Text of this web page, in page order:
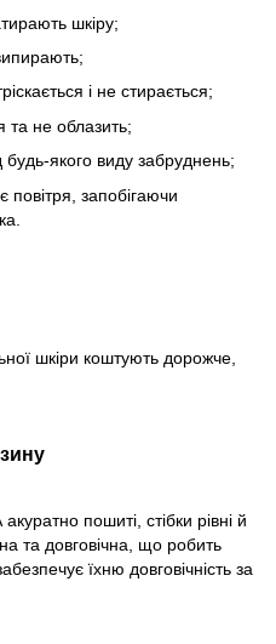
шкіру;
і не стирається;
та не облазить;
будь-якого виду забруднень;
повітря, запобігаючи
шкіри коштують дорожче,
пошиті, стібки рівні й
та довговічна, що робить
їхню довговічність за